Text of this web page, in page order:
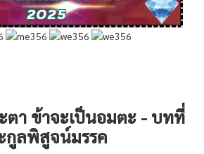
ตา ข้าจะเป็นอมตะ - บทที่
กูลพิสูจน์มรรค